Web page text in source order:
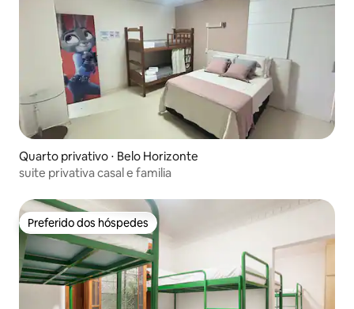
Quarto privativo ⋅ Belo Horizonte
suite privativa casal e familia
Preferido dos hóspedes
Preferido dos hóspedes